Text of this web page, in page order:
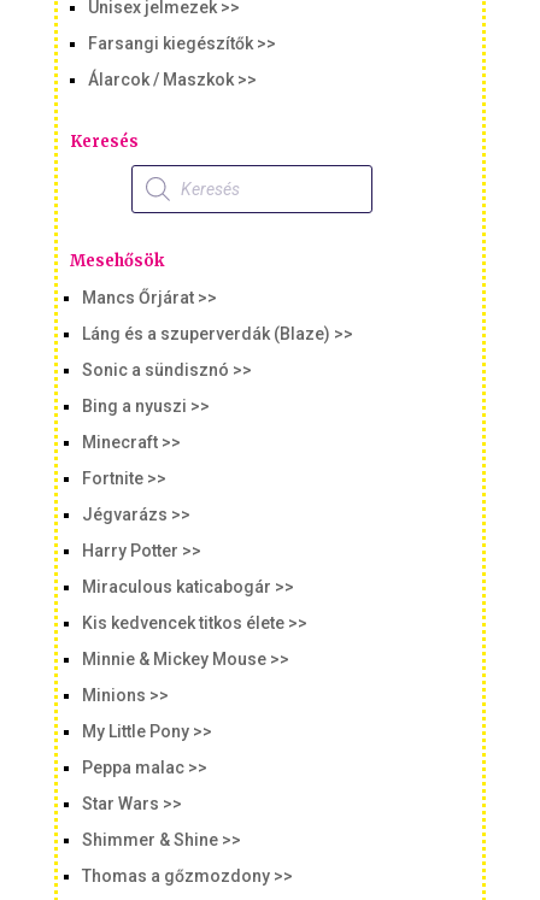
Unisex jelmezek >>
Farsangi kiegészítők >>
Álarcok / Maszkok >>
Keresés
Products
search
Mesehősök
Mancs Őrjárat >>
Láng és a szuperverdák (Blaze) >>
Sonic a sündisznó >>
Bing a nyuszi >>
Minecraft >>
Fortnite >>
Jégvarázs >>
Harry Potter >>
Miraculous katicabogár >>
Kis kedvencek titkos élete >>
Minnie & Mickey Mouse >>
Minions >>
My Little Pony >>
Peppa malac >>
Star Wars >>
Shimmer & Shine >>
Thomas a gőzmozdony >>